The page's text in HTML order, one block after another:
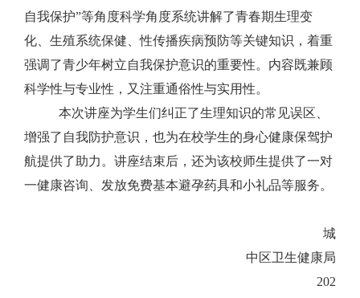
自我保护”等角度科学角度系统讲解了青春期生理变
化、生殖系统保健、性传播疾病预防等关键知识，着重
强调了青少年树立自我保护意识的重要性。内容既兼顾
科学性与专业性，又注重通俗性与实用性。
本次讲座为学生们纠正了生理知识的常见误区
增强了自我防护意识，也为在校学生的身心健康保驾护
航提供了 助力 。 讲座结束后，还为该校师生提供了一对
一健康咨询、发放免费基本避孕药具和小礼品等服务。
城
中区卫生健康局
202